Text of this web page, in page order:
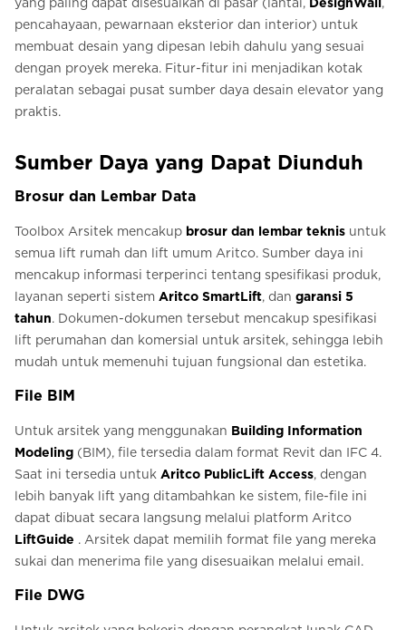
pencahayaan, pewarnaan eksterior dan interior) untuk
membuat desain yang dipesan lebih dahulu yang sesuai
dengan proyek mereka. Fitur-fitur ini menjadikan kotak
peralatan sebagai pusat sumber daya desain elevator yang
praktis.
Sumber Daya yang Dapat Diunduh
Brosur dan Lembar Data
Toolbox Arsitek mencakup brosur dan lembar teknis untuk
semua lift rumah dan lift umum Aritco. Sumber daya ini
mencakup informasi terperinci tentang spesifikasi produk,
layanan seperti sistem Aritco SmartLift, dan garansi 5
tahun. Dokumen-dokumen tersebut mencakup spesifikasi
lift perumahan dan komersial untuk arsitek, sehingga lebih
mudah untuk memenuhi tujuan fungsional dan estetika.
File BIM
Untuk arsitek yang menggunakan Building Information
Modeling (BIM), file tersedia dalam format Revit dan IFC 4.
Saat ini tersedia untuk Aritco PublicLift Access, dengan
lebih banyak lift yang ditambahkan ke sistem, file-file ini
dapat dibuat secara langsung melalui platform Aritco
LiftGuide . Arsitek dapat memilih format file yang mereka
sukai dan menerima file yang disesuaikan melalui email.
File DWG